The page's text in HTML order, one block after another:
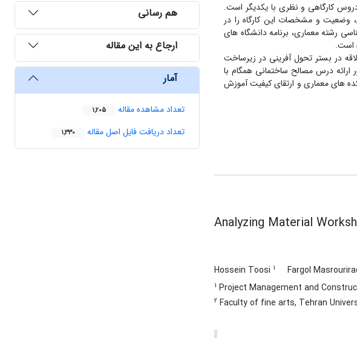
کارگاهی و نظری با یکدیگر است.
وضعیت و مشخصات این کارگاه را در
رشته معماری، برنامه دانشگاه های
است.
در بستر تحول آفرینی در زیرساخت
ارائه درس مصالح ساختمانی همگام با
های معماری و ارتقای کیفیت آموزش
Analyzing Material
Hossein Toosi 1 Fargol
1 Project Management and
2 Faculty of fine arts, Tehran
هم رسانی
ارجاع به این مقاله
آمار
تعداد مشاهده مقاله 1,205
تعداد دریافت فایل اصل مقاله 1,330